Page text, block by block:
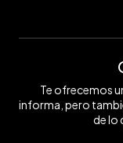
Te ofrecemos
informa, pero
de lo